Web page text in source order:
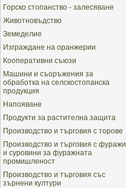
Горско стопанство - залесяване
Животновъдство
Земеделие
Изграждане на оранжерии
Кооперативни съюзи
Машини и съоръжения за
обработка на селскостопанска
продукция
Напояване
Продукти за растителна защита
Производство и търговия с торове
Производство и търговия с фуражи
и суровини за фуражната
промишленост
Производство и търговия със
зърнени култури